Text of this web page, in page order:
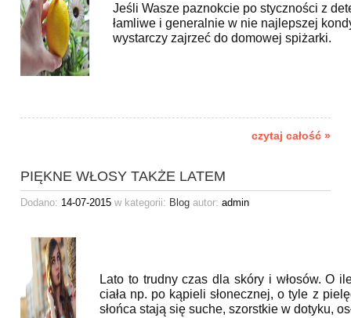
Jeśli Wasze paznokcie po styczności z
łamliwe i generalnie w nie najlepszej
wystarczy zajrzeć do domowej spiżarki.
czytaj całość »
PIĘKNE WŁOSY TAKŻE LATEM
Dodano: 14-07-2015 w kategorii: Blog autor: admin
Lato to trudny czas dla skóry i włosów. O
ciała np. po kąpieli słonecznej, o tyle z
słońca stają się suche, szorstkie w dotyku,